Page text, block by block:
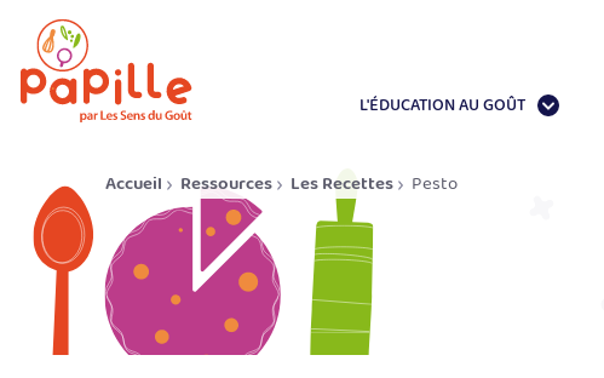
L'ÉDUCATION AU GOÛT
Accueil Ressources Les Recettes Pesto